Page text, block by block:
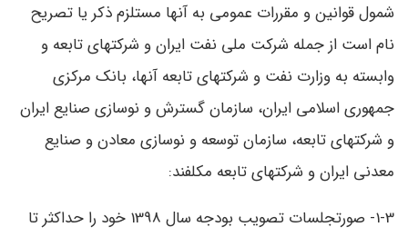
شمول قوانین و مقررات عمومی به آنها مستلزم ذکر یا تصریح
نام است از جمله شرکت ملی نفت ایران و شرکتهای تابعه و
وابسته به وزارت نفت و شرکتهای تابعه آنها، بانک مرکزی
جمهوری اسلامی ایران، سازمان گسترش و نوسازی صنایع ایران
و شرکتهای تابعه، سازمان توسعه و نوسازی معادن و صنایع
معدنی ایران و شرکتهای تابعه مکلفند:
1-3- صورتجلسات تصویب بودجه سال 1398 خود را حداکثر تا